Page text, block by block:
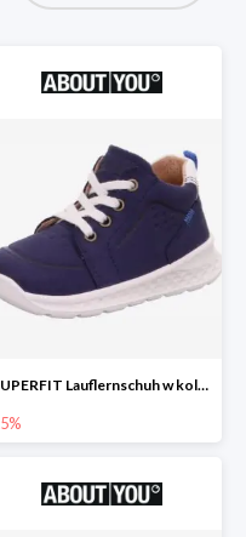
SUPERFIT Lauflernschuh w kolorze Niebieski -15%